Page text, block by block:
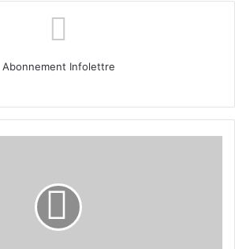
Abonnement Infolettre